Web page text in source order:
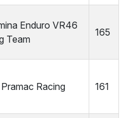
Enduro VR46
Team
165
Racing 161